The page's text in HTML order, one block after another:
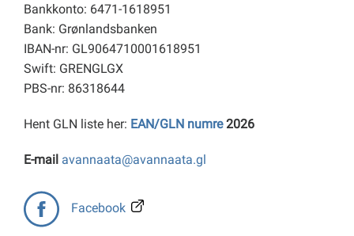
Bankkonto: 6471-1618951
Bank: Grønlandsbanken
IBAN-nr: GL9064710001618951
Swift: GRENGLGX
PBS-nr: 86318644
Hent GLN liste her: EAN/GLN numre2026
E-mail avannaata@avannaata.gl
Facebook